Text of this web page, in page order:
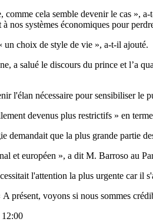
comme cela semble devenir le cas »,
nos systèmes économiques pour
un choix de style de vie », a-t-il ajouté.
a salué le discours du prince et l’a
l'élan nécessaire pour sensibiliser le
devenus plus restrictifs » en
que la plus grande partie
et européen », a dit M. Barroso au
l'attention la plus urgente car il
voyons si nous sommes
12:00